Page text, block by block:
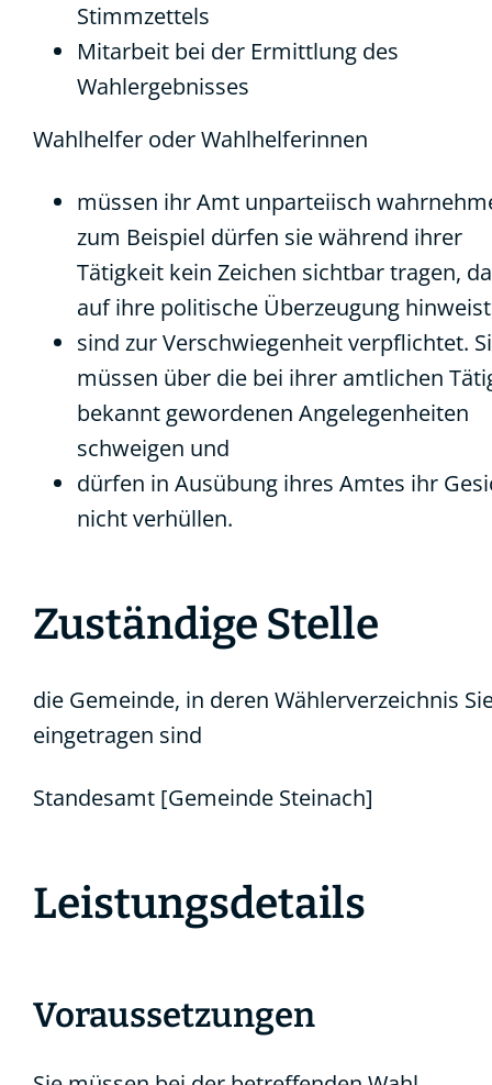
Stimmzettels
Mitarbeit bei der Ermittlung des
Wahlergebnisses
Wahlhelfer oder Wahlhelferinnen
müssen ihr Amt unparteiisch
zum Beispiel dürfen sie während ihrer
Tätigkeit kein Zeichen sichtbar tragen,
auf ihre politische Überzeugung
sind zur Verschwiegenheit verpflichtet.
müssen über die bei ihrer amtlichen
bekannt gewordenen Angelegenheiten
schweigen und
dürfen in Ausübung ihres Amtes ihr
nicht verhüllen.
Zuständige Stelle
die Gemeinde, in deren Wählerverzeichnis
eingetragen sind
Standesamt [Gemeinde Steinach]
Leistungsdetails
Voraussetzungen